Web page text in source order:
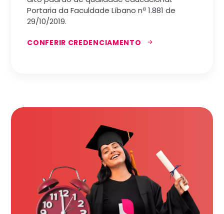
Portaria da Faculdade Líbano nª 1.881 de
29/10/2019.
CONFERIR CREDENCIAMENTO